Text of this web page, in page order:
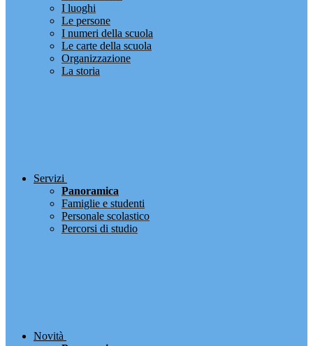
I luoghi
Le persone
I numeri della scuola
Le carte della scuola
Organizzazione
La storia
Servizi
Panoramica
Famiglie e studenti
Personale scolastico
Percorsi di studio
Novità